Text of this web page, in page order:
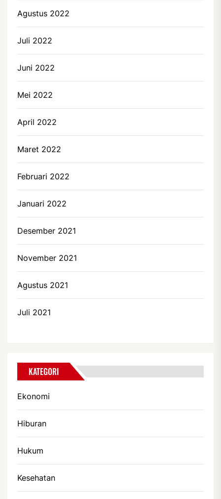
Agustus 2022
Juli 2022
Juni 2022
Mei 2022
April 2022
Maret 2022
Februari 2022
Januari 2022
Desember 2021
November 2021
Agustus 2021
Juli 2021
KATEGORI
Ekonomi
Hiburan
Hukum
Kesehatan